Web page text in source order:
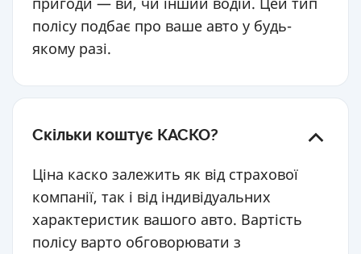
полісу подбає про ваше авто у будь-
якому разі.
Скільки коштує КАСКО?
Ціна каско залежить як від страхової
компанії, так і від індивідуальних
характеристик вашого авто. Вартість
полісу варто обговорювати з